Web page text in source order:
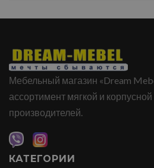
Мебельный магазин «Dream
ассортимент мягкой и
производителей.
КАТЕГОРИИ